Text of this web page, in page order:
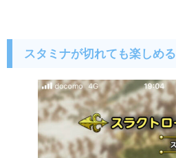
スタミナが切れても楽しめる